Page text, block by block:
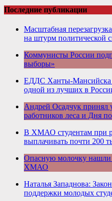
Последние публикации
Масштабная
на штурм политической
Коммунисты России
выборы»
ЕДДС Ханты-Мансийска
одной из лучших в
Андрей Осадчук принял
работников леса и Дня
В ХМАО студентам при
выплачивать почти 200
Опасную молочку нашли
ХМАО
Наталья Западнова:
поддержки молодых